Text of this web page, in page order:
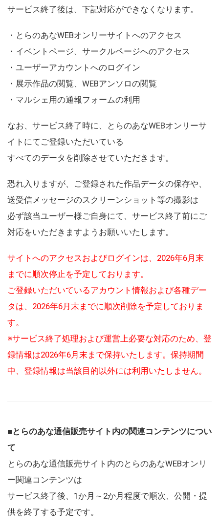
サービス終了後は、下記対応ができなくなります。
・とらのあなWEBオンリーサイトへのアクセス
・イベントページ、サークルページへのアクセス
・ユーザーアカウントへのログイン
・展示作品の閲覧、WEBアンソロの閲覧
・マルシェ用の通報フォームの利用
なお、サービス終了時に、とらのあなWEBオンリーサ
イトにてご登録いただいている
すべてのデータを削除させていただきます。
恐れ入りますが、ご登録された作品データの保存や、
送受信メッセージのスクリーンショット等の撮影は
必ず該当ユーザー様ご自身にて、サービス終了前にご
対応をいただきますようお願いいたします。
サイトへのアクセスおよびログインは、2026年6月末
までに順次停止を予定しております。
ご登録いただいているアカウント情報および各種デー
タは、2026年6月末までに順次削除を予定しておりま
す。
※サービス終了処理および運営上必要な対応のため、登
録情報は2026年6月末まで保持いたします。保持期間
中、登録情報は当該目的以外には利用いたしません。
■とらのあな通信販売サイト内の関連コンテンツについ
て
とらのあな通信販売サイト内のとらのあなWEBオンリ
ー関連コンテンツは
サービス終了後、1か月～2か月程度で順次、公開・提
供を終了する予定です。